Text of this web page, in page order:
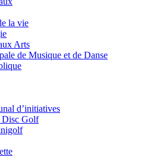
la vie
Arts
de Musique et de Danse
d’initiatives
Disc Golf